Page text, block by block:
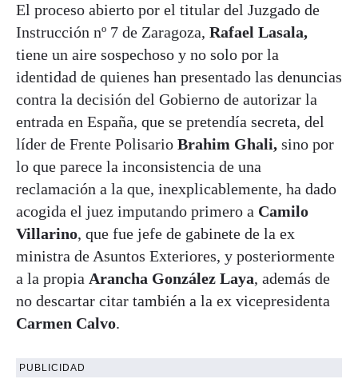
El proceso abierto por el titular del Juzgado de
Instrucción nº 7 de Zaragoza, Rafael Lasala,
tiene un aire sospechoso y no solo por la
identidad de quienes han presentado las denuncias
contra la decisión del Gobierno de autorizar la
entrada en España, que se pretendía secreta, del
líder de Frente Polisario Brahim Ghali, sino por
lo que parece la inconsistencia de una
reclamación a la que, inexplicablemente, ha dado
acogida el juez imputando primero a Camilo
Villarino, que fue jefe de gabinete de la ex
ministra de Asuntos Exteriores, y posteriormente
a la propia Arancha González Laya, además de
no descartar citar también a la ex vicepresidenta
Carmen Calvo.
PUBLICIDAD